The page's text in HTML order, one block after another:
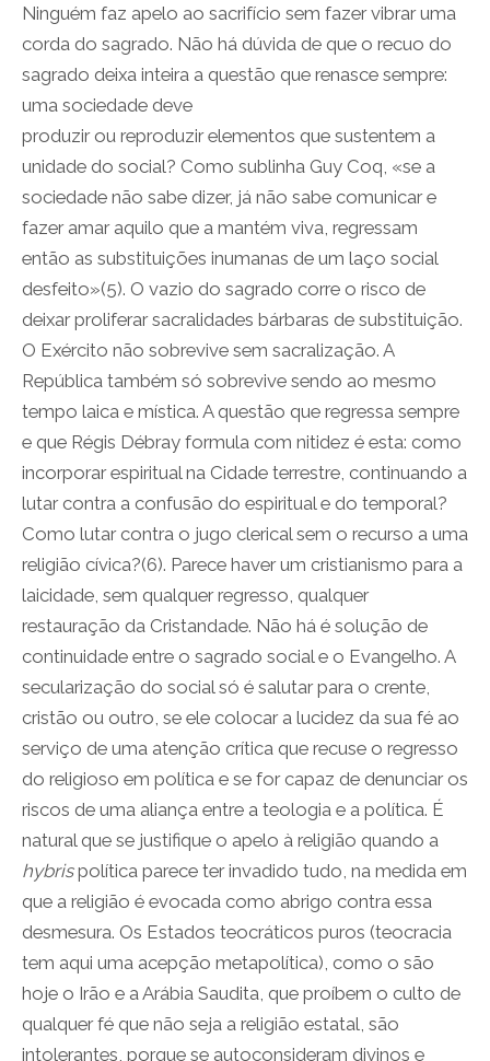
Ninguém faz apelo ao sacrifício sem fazer vibrar uma
corda do sagrado. Não há dúvida de que o recuo do
sagrado deixa inteira a questão que renasce sempre:
uma sociedade deve
produzir ou reproduzir elementos que sustentem a
unidade do social? Como sublinha Guy Coq, «se a
sociedade não sabe dizer, já não sabe comunicar e
fazer amar aquilo que a mantém viva, regressam
então as substituições inumanas de um laço social
desfeito»(5). O vazio do sagrado corre o risco de
deixar proliferar sacralidades bárbaras de substituição.
O Exército não sobrevive sem sacralização. A
República também só sobrevive sendo ao mesmo
tempo laica e mística. A questão que regressa sempre
e que Régis Débray formula com nitidez é esta: como
incorporar espiritual na Cidade terrestre, continuando a
lutar contra a confusão do espiritual e do temporal?
Como lutar contra o jugo clerical sem o recurso a uma
religião cívica?(6). Parece haver um cristianismo para a
laicidade, sem qualquer regresso, qualquer
restauração da Cristandade. Não há é solução de
continuidade entre o sagrado social e o Evangelho. A
secularização do social só é salutar para o crente,
cristão ou outro, se ele colocar a lucidez da sua fé ao
serviço de uma atenção crítica que recuse o regresso
do religioso em política e se for capaz de denunciar os
riscos de uma aliança entre a teologia e a política. É
natural que se justifique o apelo à religião quando a
hybrispolítica parece ter invadido tudo, na medida em
que a religião é evocada como abrigo contra essa
desmesura. Os Estados teocráticos puros (teocracia
tem aqui uma acepção metapolítica), como o são
hoje o Irão e a Arábia Saudita, que proíbem o culto de
qualquer fé que não seja a religião estatal, são
intolerantes, porque se autoconsideram divinos e